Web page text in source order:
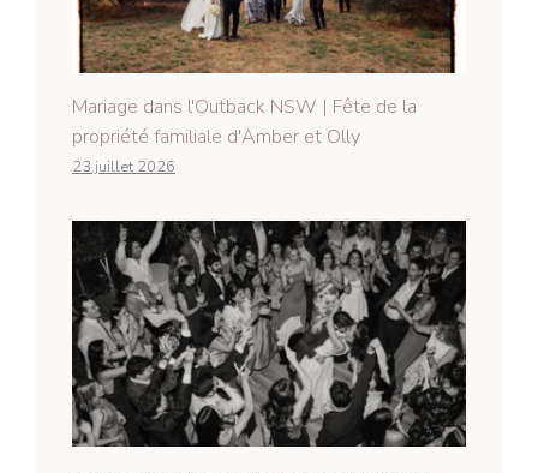
Mariage dans l'Outback NSW | Fête de la
propriété familiale d'Amber et Olly
23 juillet 2026